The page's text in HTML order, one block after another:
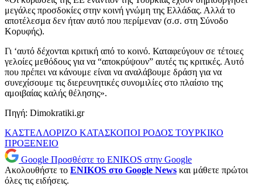
μεγάλες προσδοκίες στην κοινή γνώμη της Ελλάδας. Αλλά το
αποτέλεσμα δεν ήταν αυτό που περίμεναν (σ.σ. στη Σύνοδο
Κορυφής).
Γι ‘αυτό δέχονται κριτική από το κοινό. Καταφεύγουν σε τέτοιες
γελοίες μεθόδους για να “αποκρύψουν” αυτές τις κριτικές. Αυτό
που πρέπει να κάνουμε είναι να αναλάβουμε δράση για να
συνεχίσουμε τις διερευνητικές συνομιλίες στο πλαίσιο της
αμοιβαίας καλής θέλησης».
Πηγή: Dimokratiki.gr
ΚΑΣΤΕΛΛΟΡΙΖΟ ΚΑΤΑΣΚΟΠΟΙ ΡΟΔΟΣ ΤΟΥΡΚΙΚΟ
ΠΡΟΞΕΝΕΙΟ
Google Προσθέστε το ENIKOS στην Google
Ακολουθήστε το ENIKOS στο Google News και μάθετε πρώτοι
όλες τις ειδήσεις.